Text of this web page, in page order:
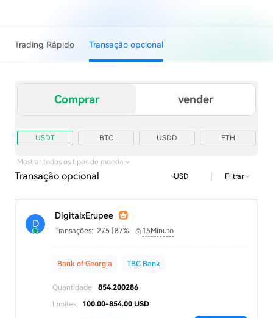
Trading Rápido Transação opcional
Comprar vender
USDT BTC USDD ETH
TRX USD1
Mostrar todos os tipos de moeda
Transação opcional USD | Filtrar
D
DigitalxErupee
Transações:: 275 | 87% 15Minuto
Bank of Georgia TBC Bank
Quantidade
854.200286
Limites
100.00-854.00 USD